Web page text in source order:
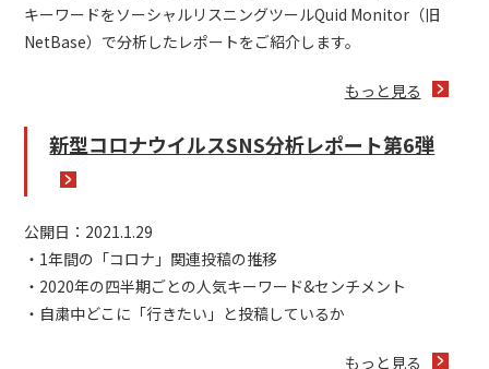
キーワードをソーシャルリスニングツールQuid Monitor（旧
NetBase）で分析したレポートをご紹介します。
もっと見る
新型コロナウイルスSNS分析レポート第6弾
公開日：2021.1.29
・1年間の「コロナ」関連投稿の推移
・2020年の四半期ごとの人気キーワード&センチメント
・自粛中どこに「行きたい」と投稿しているか
もっと見る